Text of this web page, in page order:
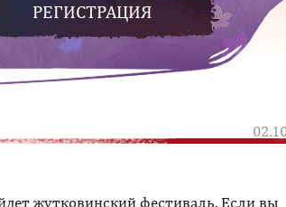
РЕГИСТРАЦИЯ
жутковинский фестиваль. Если вы